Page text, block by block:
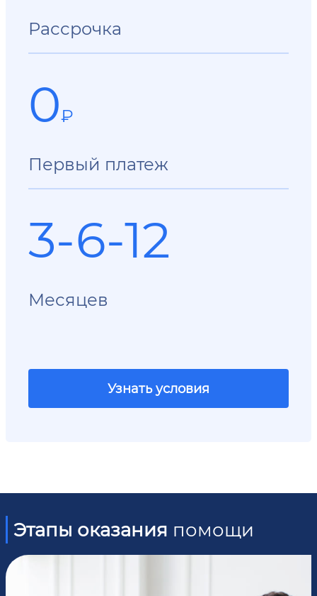
Рассрочка
0₽
Первый платеж
3-6-12
Месяцев
Узнать условия
Этапы оказания помощи